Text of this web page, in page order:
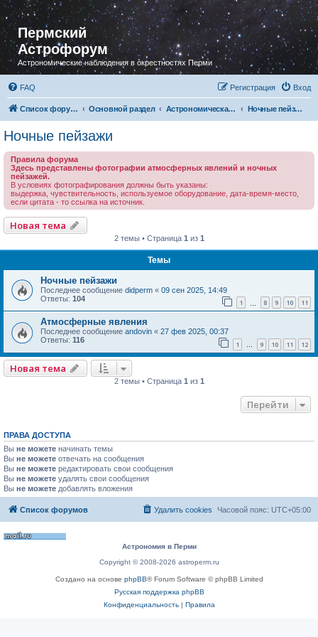
Пермский
Астрофорум
Астрономические наблюдения в окрестностях Перми
FAQ Вход
Регистрация
Список форумов Основной раздел Астрономическая фотография Ночные пейзажи
Ночные пейзажи
Правила форума
Здесь представлены фотографии атмосферных явлений и ночных
пейзажей.
В условиях фотографирования должны быть указаны:
выдержка, чувствительность, используемое оборудование, дата-время-место,
если цитата - то ссылка на источник.
Новая тема
2 темы • Страница 1 из 1
Темы
Ночные пейзажи
Последнее сообщение didperm « 09 сен 2025, 14:49
Ответы: 104 1 8 9 10 11
Атмосферные явления
Последнее сообщение andovin « 27 фев 2025, 00:37
Ответы: 116 1 … 9 10 11 12
Новая тема
2 темы • Страница 1 из 1
Перейти
ПРАВА ДОСТУПА
Вы не можете начинать темы
Вы не можете отвечать на сообщения
Вы не можете редактировать свои сообщения
Вы не можете удалять свои сообщения
Вы не можете добавлять вложения
Список форумов Часовой пояс: UTC+05:00
Удалить cookies
Астрономия в Перми
Copyright © 2008-2026 astroperm.ru
Создано на основе phpBB® Forum Software © phpBB Limited
Русская поддержка phpBB
Конфиденциальность| Правила